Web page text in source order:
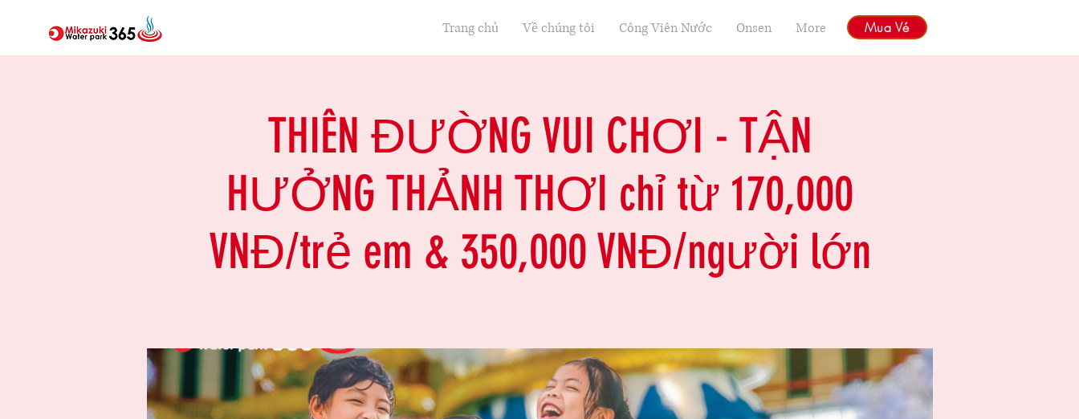
Trang chủ Về chúng tôi Công Viên Nước Onsen More Mua Vé
THIÊN ĐƯỜNG VUI CHƠI - TẬN
HƯỞNG THẢNH THƠI chỉ từ 170,000
VNĐ/trẻ em & 350,000 VNĐ/người lớn